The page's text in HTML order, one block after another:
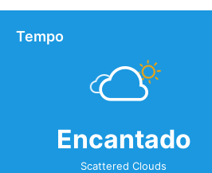
Tempo
Encantado
Scattered Clouds